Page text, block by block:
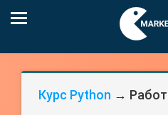
Курс Python →